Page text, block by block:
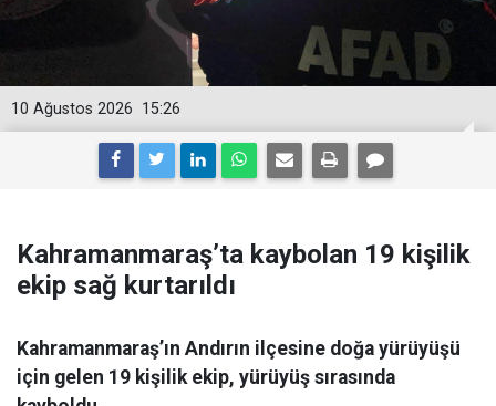
15:26
10 Ağustos 2026
Kahramanmaraş’ta kaybolan 19 kişilik
ekip sağ kurtarıldı
Kahramanmaraş’ın Andırın ilçesine doğa yürüyüşü
için gelen 19 kişilik ekip, yürüyüş sırasında